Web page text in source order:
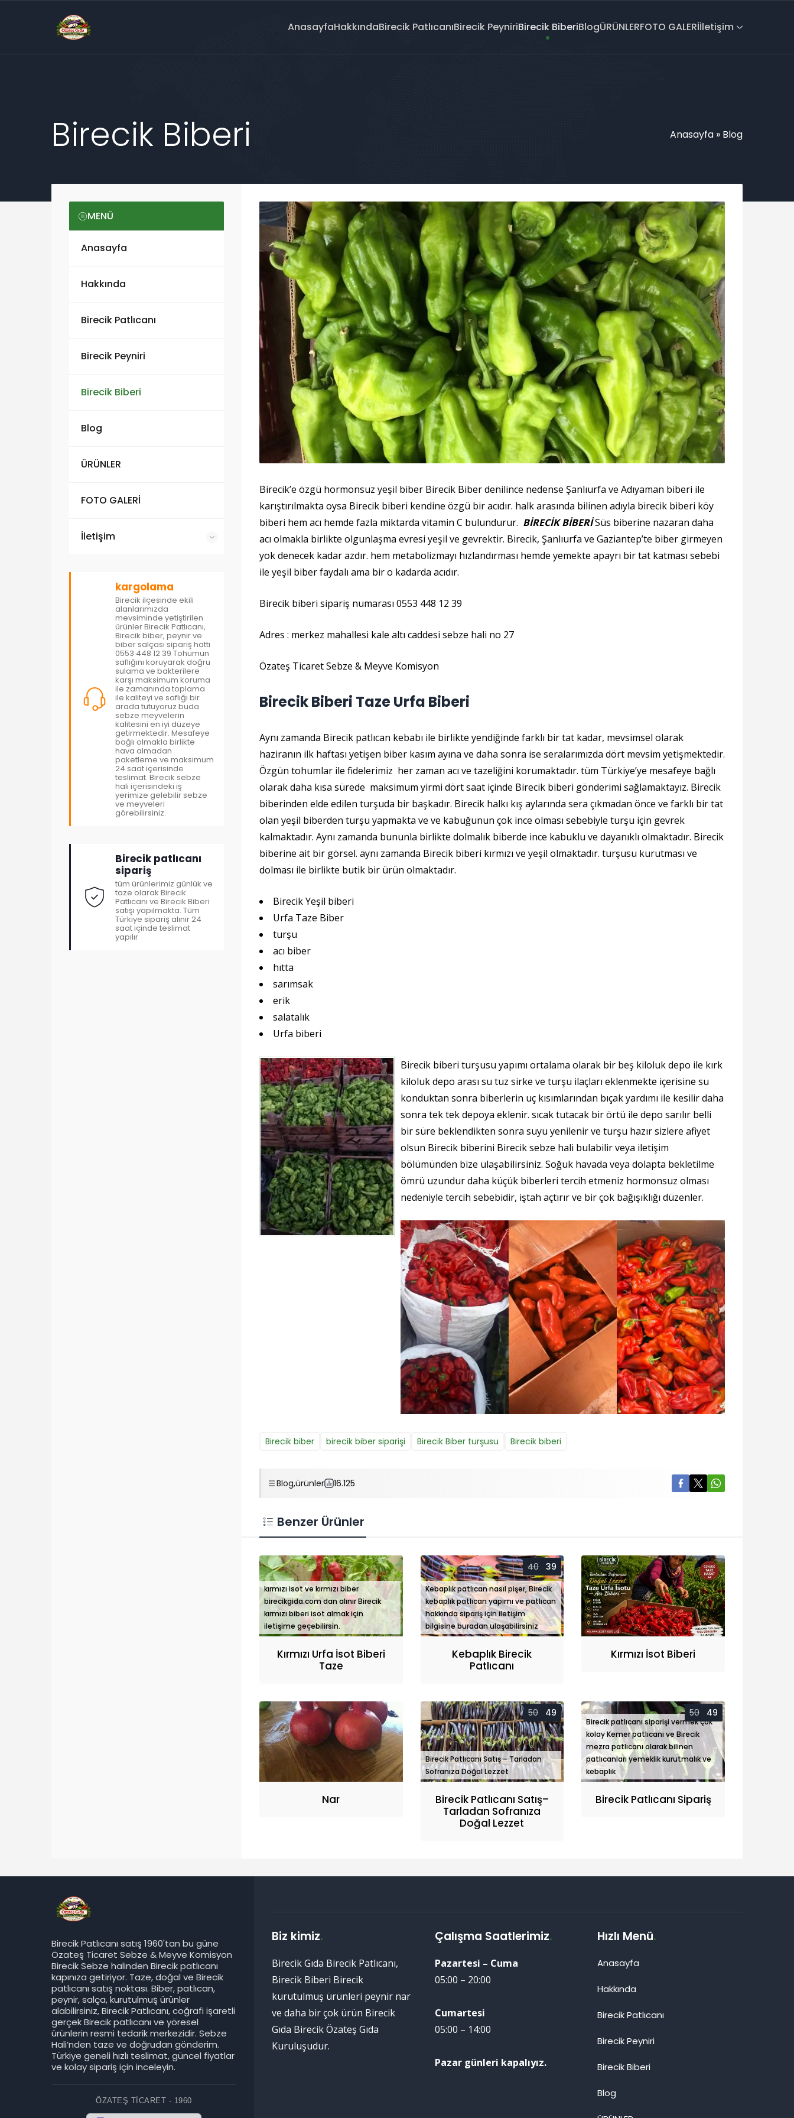
AnasayfaHakkındaBirecik PatlıcanıBirecik PeyniriBirecik BiberiBlogÜRÜNLERFOTO GALERİİletişim
Birecik Biberi Anasayfa » Blog
Birecik’e özgü hormonsuz yeşil biber Birecik Biber denilince nedense Şanlıurfa ve Adıyaman biberi ile
karıştırılmakta oysa Birecik biberi kendine özgü bir acıdır. halk arasında bilinen adıyla birecik biberi köy
biberi hem acı hemde fazla miktarda vitamin C bulundurur. BİRECİK BİBERİSüs biberine nazaran daha
acı olmakla birlikte olgunlaşma evresi yeşil ve gevrektir. Birecik, Şanlıurfa ve Gaziantep’te biber girmeyen
yok denecek kadar azdır. hem metabolizmayı hızlandırması hemde yemekte apayrı bir tat katması sebebi
ile yeşil biber faydalı ama bir o kadarda acıdır.
Birecik biberi sipariş numarası 0553 448 12 39
Adres : merkez mahallesi kale altı caddesi sebze hali no 27
Özateş Ticaret Sebze & Meyve Komisyon
Birecik Biberi Taze Urfa Biberi
Aynı zamanda Birecik patlıcan kebabı ile birlikte yendiğinde farklı bir tat kadar, mevsimsel olarak
haziranın ilk haftası yetişen biber kasım ayına ve daha sonra ise seralarımızda dört mevsim yetişmektedir.
Özgün tohumlar ile fidelerimiz her zaman acı ve tazeliğini korumaktadır. tüm Türkiye’ye mesafeye bağlı
olarak daha kısa sürede maksimum yirmi dört saat içinde Birecik biberi gönderimi sağlamaktayız. Birecik
biberinden elde edilen turşuda bir başkadır. Birecik halkı kış aylarında sera çıkmadan önce ve farklı bir tat
olan yeşil biberden turşu yapmakta ve ve kabuğunun çok ince olması sebebiyle turşu için gevrek
kalmaktadır. Aynı zamanda bununla birlikte dolmalık biberde ince kabuklu ve dayanıklı olmaktadır. Birecik
biberine ait bir görsel. aynı zamanda Birecik biberi kırmızı ve yeşil olmaktadır. turşusu kurutması ve
dolması ile birlikte butik bir ürün olmaktadır.
Birecik Yeşil biberi
Urfa Taze Biber
turşu
acı biber
hıtta
sarımsak
erik
salatalık
Urfa biberi
Birecik biberi turşusu yapımı ortalama olarak bir beş kiloluk depo ile kırk
kiloluk depo arası su tuz sirke ve turşu ilaçları eklenmekte içerisine su
konduktan sonra biberlerin uç kısımlarından bıçak yardımı ile kesilir daha
sonra tek tek depoya eklenir. sıcak tutacak bir örtü ile depo sarılır belli
bir süre beklendikten sonra suyu yenilenir ve turşu hazır sizlere afiyet
olsun Birecik biberini Birecik sebze hali bulabilir veya iletişim
bölümünden bize ulaşabilirsiniz. Soğuk havada veya dolapta bekletilme
ömrü uzundur daha küçük biberleri tercih etmeniz hormonsuz olması
nedeniyle tercih sebebidir, iştah açtırır ve bir çok bağışıklığı düzenler.
Birecik biber birecik biber siparişi Birecik Biber turşusu Birecik biberi
Blog,ürünler 16.125
Benzer Ürünler
kırmızı isot ve kırmızı biber
birecikgida.com dan alınır Birecik
kırmızı biberi isot almak için
iletişime geçebilirsin.
Kırmızı Urfa İsot Biberi
Taze
Kebaplık patlıcan nasıl pişer, Birecik
kebaplık patlıcan yapımı ve patlıcan
hakkında sipariş için iletişim
bilgisine buradan ulaşabilirsiniz
40 39
Kebaplık Birecik
Patlıcanı
Kırmızı İsot Biberi
Nar
Birecik Patlıcanı Satış – Tarladan
Sofranıza Doğal Lezzet
50 49
Birecik Patlıcanı Satış–
Tarladan Sofranıza Doğal
Lezzet" width="1024"
height="768" />
Birecik Patlıcanı Satış–
Tarladan Sofranıza
Doğal Lezzet
Birecik patlıcanı siparişi vermek çok
kolay Kemer patlıcanı ve Birecik
mezra patlıcanı olarak bilinen
patlıcanları yemeklik kurutmalık ve
kebaplık
50 49
Birecik Patlıcanı Sipariş
MENÜ
Anasayfa
Hakkında
Birecik Patlıcanı
Birecik Peyniri
Birecik Biberi
Blog
ÜRÜNLER
FOTO GALERİ
İletişim
kargolama
Birecik ilçesinde ekili
alanlarımızda
mevsiminde yetiştirilen
ürünler Birecik Patlıcanı,
Birecik biber, peynir ve
biber salçası sipariş hattı
0553 448 12 39 Tohumun
saflığını koruyarak doğru
sulama ve bakterilere
karşı maksimum koruma
ile zamanında toplama
ile kaliteyi ve saflığı bir
arada tutuyoruz buda
sebze meyvelerin
kalitesini en iyi düzeye
getirmektedir. Mesafeye
bağlı olmakla birlikte
hava almadan
paketleme ve maksimum
24 saat içerisinde
teslimat. Birecik sebze
hali içerisindeki iş
yerimize gelebilir sebze
ve meyveleri
görebilirsiniz.
Birecik patlıcanı
sipariş
tüm ürünlerimiz günlük ve
taze olarak Birecik
Patlıcanı ve Birecik Biberi
satışı yapılmakta. Tüm
Türkiye sipariş alınır 24
saat içinde teslimat
yapılır
Birecik Patlıcanı satış 1960'tan bu güne
Özateş Ticaret Sebze & Meyve Komisyon
Birecik Sebze halinden Birecik patlıcanı
kapınıza getiriyor. Taze, doğal ve Birecik
patlıcanı satış noktası. Biber, patlıcan,
peynir, salça, kurutulmuş ürünler
alabilirsiniz, Birecik Patlıcanı, coğrafi işaretli
gerçek Birecik patlıcanı ve yöresel
ürünlerin resmi tedarik merkezidir. Sebze
Hali’nden taze ve doğrudan gönderim.
Türkiye geneli hızlı teslimat, güncel fiyatlar
ve kolay sipariş için inceleyin.
ÖZATEŞ TICARET - 1960
Biz kimiz.
Birecik Gıda Birecik Patlıcanı,
Birecik Biberi Birecik
kurutulmuş ürünleri peynir nar
ve daha bir çok ürün Birecik
Gıda Birecik Özateş Gıda
Kuruluşudur.
Çalışma Saatlerimiz.
Pazartesi – Cuma
05:00 – 20:00
Cumartesi
05:00 – 14:00
Pazar günleri kapalıyız.
Hızlı Menü.
Anasayfa
Hakkında
Birecik Patlıcanı
Birecik Peyniri
Birecik Biberi
Blog
Birecik Patlıcanı